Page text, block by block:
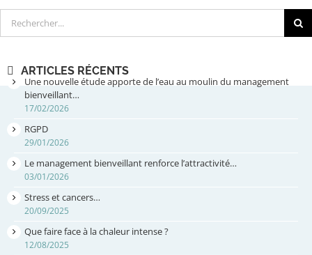
Rechercher
ARTICLES RÉCENTS
Une nouvelle étude apporte de l’eau au moulin du management
bienveillant…
17/02/2026
RGPD
29/01/2026
Le management bienveillant renforce l’attractivité…
03/01/2026
Stress et cancers…
20/09/2025
Que faire face à la chaleur intense ?
12/08/2025